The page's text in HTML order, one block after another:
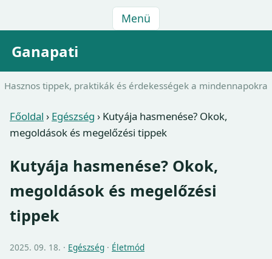
Menü
Ganapati
Hasznos tippek, praktikák és érdekességek a mindennapokra
Főoldal › Egészség › Kutyája hasmenése? Okok,
megoldások és megelőzési tippek
Kutyája hasmenése? Okok,
megoldások és megelőzési
tippek
2025. 09. 18. · Egészség · Életmód